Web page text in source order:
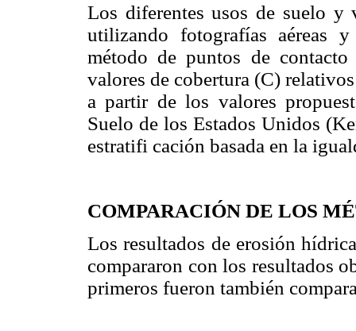
Los diferentes usos de suelo y
utilizando fotografías aéreas
método de puntos de
valores de cobertura (C)
a partir de los valores
Suelo de los Estados Unidos
estratifi cación basada en la
COMPARACIÓN DE LOS
Los resultados de erosión
compararon con los resultados
primeros fueron también